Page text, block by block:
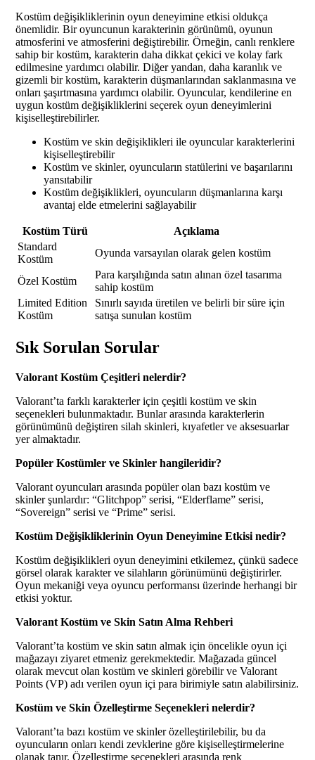
Kostüm değişikliklerinin oyun deneyimine etkisi oldukça
önemlidir. Bir oyuncunun karakterinin görünümü, oyunun
atmosferini ve atmosferini değiştirebilir. Örneğin, canlı renklere
sahip bir kostüm, karakterin daha dikkat çekici ve kolay fark
edilmesine yardımcı olabilir. Diğer yandan, daha karanlık ve
gizemli bir kostüm, karakterin düşmanlarından saklanmasına ve
onları şaşırtmasına yardımcı olabilir. Oyuncular, kendilerine en
uygun kostüm değişikliklerini seçerek oyun deneyimlerini
kişiselleştirebilirler.
Kostüm ve skin değişiklikleri ile oyuncular karakterlerini
kişiselleştirebilir
Kostüm ve skinler, oyuncuların statülerini ve başarılarını
yansıtabilir
Kostüm değişiklikleri, oyuncuların düşmanlarına karşı
avantaj elde etmelerini sağlayabilir
Kostüm Türü
Açıklama
Standard
Kostüm
Oyunda varsayılan olarak gelen kostüm
Özel Kostüm
Para karşılığında satın alınan özel tasarıma
sahip kostüm
Limited Edition
Kostüm
Sınırlı sayıda üretilen ve belirli bir süre için
satışa sunulan kostüm
Sık Sorulan Sorular
Valorant Kostüm Çeşitleri nelerdir?
Valorant’ta farklı karakterler için çeşitli kostüm ve skin
seçenekleri bulunmaktadır. Bunlar arasında karakterlerin
görünümünü değiştiren silah skinleri, kıyafetler ve aksesuarlar
yer almaktadır.
Popüler Kostümler ve Skinler hangileridir?
Valorant oyuncuları arasında popüler olan bazı kostüm ve
skinler şunlardır: “Glitchpop” serisi, “Elderflame” serisi,
“Sovereign” serisi ve “Prime” serisi.
Kostüm Değişikliklerinin Oyun Deneyimine Etkisi nedir?
Kostüm değişiklikleri oyun deneyimini etkilemez, çünkü sadece
görsel olarak karakter ve silahların görünümünü değiştirirler.
Oyun mekaniği veya oyuncu performansı üzerinde herhangi bir
etkisi yoktur.
Valorant Kostüm ve Skin Satın Alma Rehberi
Valorant’ta kostüm ve skin satın almak için öncelikle oyun içi
mağazayı ziyaret etmeniz gerekmektedir. Mağazada güncel
olarak mevcut olan kostüm ve skinleri görebilir ve Valorant
Points (VP) adı verilen oyun içi para birimiyle satın alabilirsiniz.
Kostüm ve Skin Özelleştirme Seçenekleri nelerdir?
Valorant’ta bazı kostüm ve skinler özelleştirilebilir, bu da
oyuncuların onları kendi zevklerine göre kişiselleştirmelerine
olanak tanır. Özelleştirme seçenekleri arasında renk